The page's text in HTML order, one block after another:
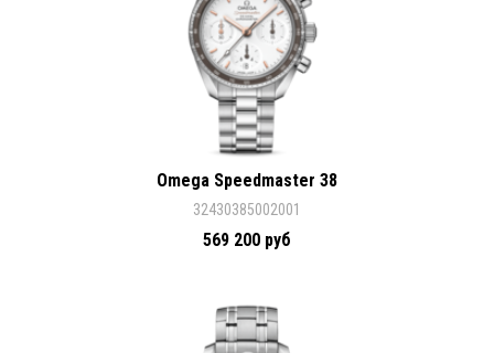
Omega Speedmaster 38
32430385002001
569 200 руб